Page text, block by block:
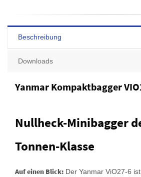
Beschreibung
Downloads
Yanmar Kompaktbagger
Nullheck-Minibagger
Tonnen-Klasse
Auf einen Blick: Der Yanmar ViO27-6